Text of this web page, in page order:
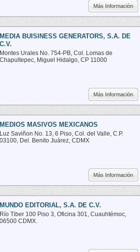
Más Información
MEDIA BUISINESS GENERATORS, S.A. DE
C.V.
Montes Urales No. 754-PB, Col. Lomas de
Chapultepec, Miguel Hidalgo, CP 11000
Más Información
MEDIOS MASIVOS MEXICANOS
Luz Saviñon No. 13, 6 Piso, Col. del Valle, C.P.
03100, Del. Benito Juárez, CDMX
Más Información
MUNDO EDITORIAL, S.A. DE C.V.
Río Tiber 100 Piso 3, Oficina 301, Cuauhtémoc,
06500 CDMX.